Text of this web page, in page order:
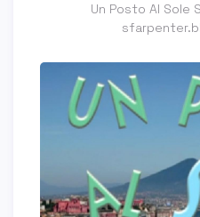
Un Posto Al Sole